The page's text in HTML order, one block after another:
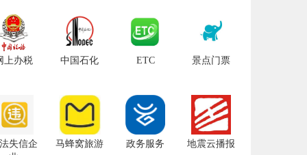
上办税 中国石化 ETC 景点门票
失信企
马蜂窝旅游 政务服务 地震云播报